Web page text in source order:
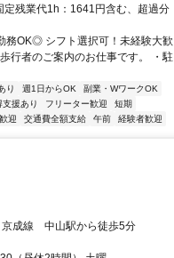
残業代1h：1641円含む、超過分
務OK◎ シフト選択可！未経験大歓
行者のご案内のお仕事です。 ・駐
り 週1日からOK
副業・WワークOK
支援あり フリーター歓迎
短期
迎 交通費全額支給 午前 経験者歓迎
* 京成線 中山駅から徒歩5分